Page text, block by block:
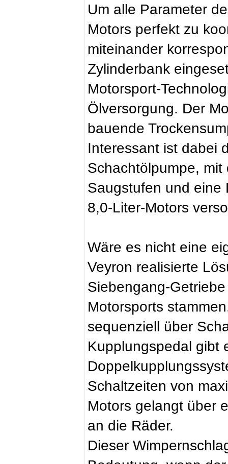
Um alle Parameter
Motors perfekt zu
miteinander
Zylinderbank
Motorsport-
Ölversorgung. Der
bauende
Interessant ist dabei
Schachtölpumpe,
Saugstufen und eine
8,0-Liter-Motors
Wäre es nicht eine
Veyron realisierte
Siebengang-
Motorsports
sequenziell über
Kupplungspedal gibt
Schaltzeiten von
Motors gelangt über
an die Räder.
Dieser